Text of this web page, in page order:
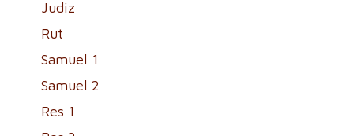
Judiz
Rut
Samuel 1
Samuel 2
Res 1